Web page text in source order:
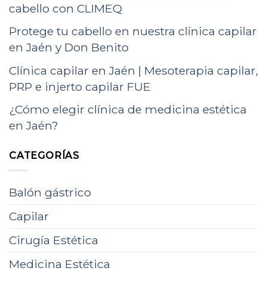
cabello con CLIMEQ
Protege tu cabello en nuestra clínica capilar
en Jaén y Don Benito
Clínica capilar en Jaén | Mesoterapia capilar,
PRP e injerto capilar FUE
¿Cómo elegir clínica de medicina estética
en Jaén?
CATEGORÍAS
Balón gástrico
Capilar
Cirugía Estética
Medicina Estética